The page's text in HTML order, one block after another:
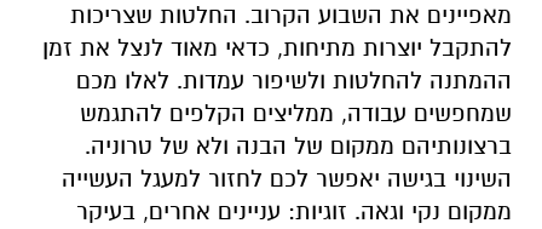
מאפיינים את השבוע הקרוב. החלטות שצריכות
להתקבל יוצרות מתיחות, כדאי מאוד לנצל את זמן
ההמתנה להחלטות ולשיפור עמדות. לאלו מכם
שמחפשים עבודה, ממליצים הקלפים להתגמש
ברצונותיהם ממקום של הבנה ולא של טרוניה.
השינוי בגישה יאפשר לכם לחזור למעגל העשייה
ממקום נקי וגאה. זוגיות: עניינים אחרים, בעיקר